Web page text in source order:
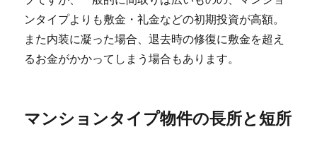
ンタイプよりも敷金・礼金などの初期投資が高額。
また内装に凝った場合、退去時の修復に敷金を超え
るお金がかかってしまう場合もあります。
マンションタイプ物件の長所と短所